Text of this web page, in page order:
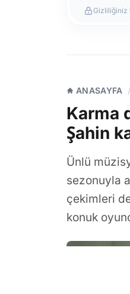
Gizliliğiniz
ANASAYFA /
Karma
Şahin
Ünlü
sezonuyla
çekimleri
konuk